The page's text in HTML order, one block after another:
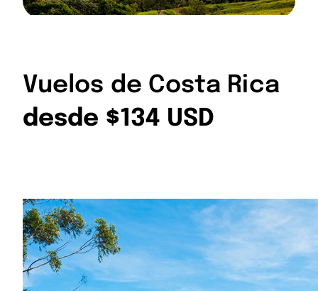
Vuelos de Costa Rica
desde $134 USD